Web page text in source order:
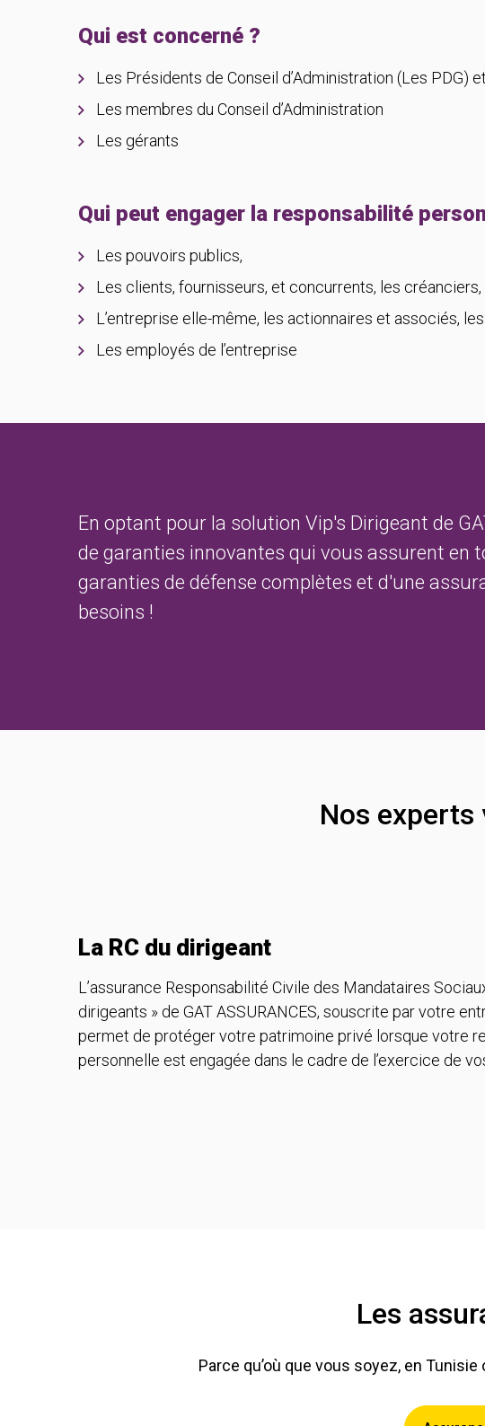
Qui est concerné ?
Les Présidents de Conseil d’Administration (Les PDG)
Les membres du Conseil d’Administration
Les gérants
Qui peut engager la responsabilité
Les pouvoirs publics,
Les clients, fournisseurs, et concurrents, les créanciers,
L’entreprise elle-même, les actionnaires et associés,
Les employés de l’entreprise
En optant pour la solution Vip's Dirigeant de
de garanties innovantes qui vous assurent en
garanties de défense complètes et d'une
besoins !
Nos experts
La RC du dirigeant
L’assurance Responsabilité Civile des Mandataires
dirigeants » de GAT ASSURANCES, souscrite par votre
permet de protéger votre patrimoine privé lorsque votre
personnelle est engagée dans le cadre de l’exercice de
Les
Parce qu’où que vous soyez, en